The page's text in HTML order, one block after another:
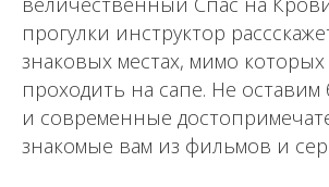
прогулки инструктор
знаковых местах, мимо
проходить на сапе. Не
и современные
знакомые вам из фильмов и